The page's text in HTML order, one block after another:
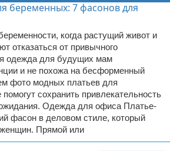
когда растущий живот и
отказаться от привычного
одежда для будущих мам
и не похожа на бесформенный
фото модных платьев для
сохранить привлекательность
ожидания. Одежда для офиса Платье-
фасон в деловом стиле, который
Прямой или